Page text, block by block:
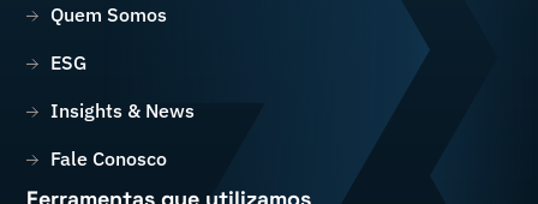
Quem Somos
ESG
Insights & News
Fale Conosco